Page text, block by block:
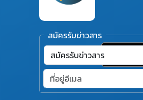
สมัครรับข่าวสาร